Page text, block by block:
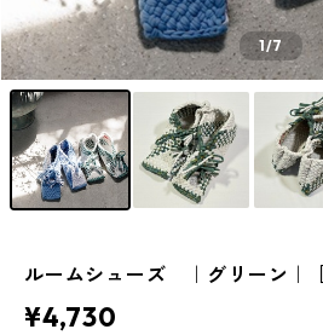
1/7
ルームシューズ ｜グリーン｜
¥4,730